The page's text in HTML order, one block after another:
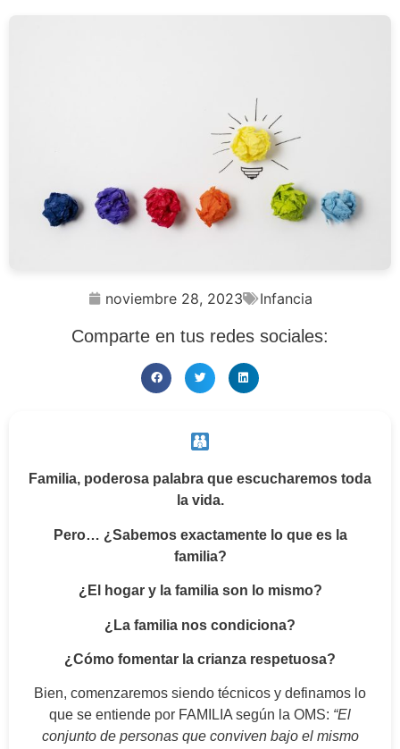
noviembre 28, 2023 Infancia
Comparte en tus redes sociales:
Familia, poderosa palabra que escucharemos toda
la vida.
Pero… ¿Sabemos exactamente lo que es la
familia?
¿El hogar y la familia son lo mismo?
¿La familia nos condiciona?
¿Cómo fomentar la crianza respetuosa?
Bien, comenzaremos siendo técnicos y definamos lo
que se entiende por FAMILIA según la OMS: “El
conjunto de personas que conviven bajo el mismo